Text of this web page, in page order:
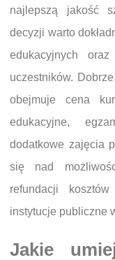
najlepszą jakość
decyzji warto
edukacyjnych
uczestników.
obejmuje cena
edukacyjne,
dodatkowe zajęcia
się nad
refundacji
instytucje publiczne
Jakie